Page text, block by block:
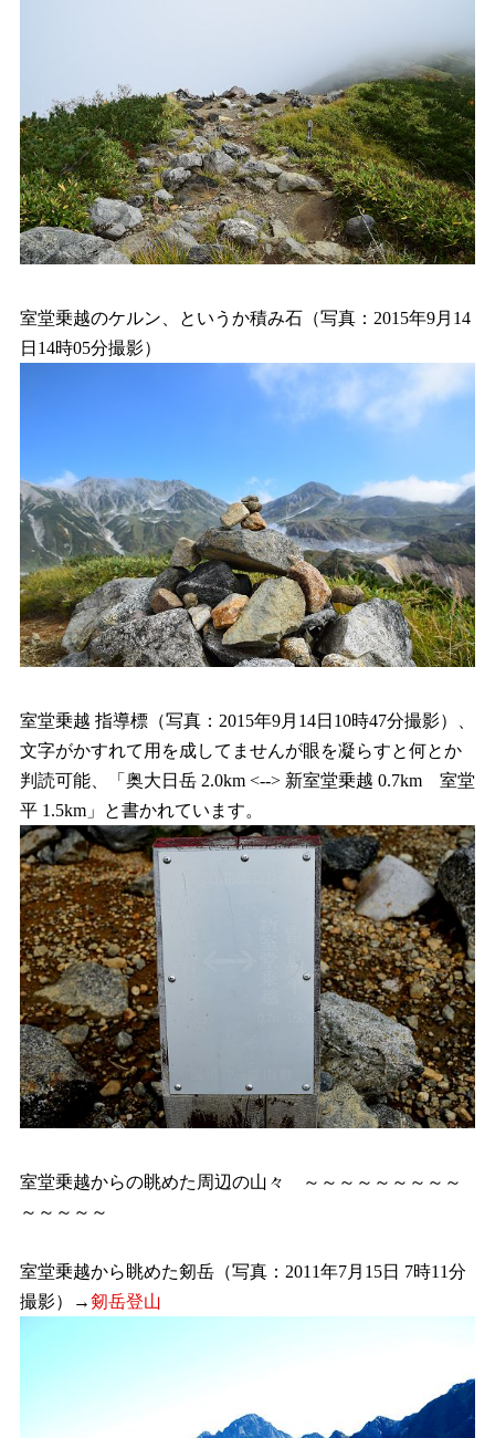
室堂乗越のケルン、というか積み石（写真：2015年9月14
日14時05分撮影）
室堂乗越 指導標（写真：2015年9月14日10時47分撮影）、
文字がかすれて用を成してませんが眼を凝らすと何とか
判読可能、「奥大日岳 2.0km <--> 新室堂乗越 0.7km 室堂
平 1.5km」と書かれています。
室堂乗越からの眺めた周辺の山々 ～～～～～～～～～
～～～～～
室堂乗越から眺めた剱岳（写真：2011年7月15日 7時11分
撮影）→剱岳登山